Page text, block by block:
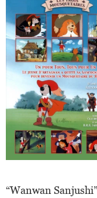
“Wanwan